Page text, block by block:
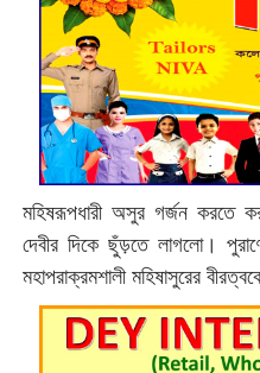
মহিষরূপধারী অসুর গর্জন করতে
দেবীর দিকে ছুঁড়তে লাগলো।
মহাপরাক্রমশালী মহিষাসুরের